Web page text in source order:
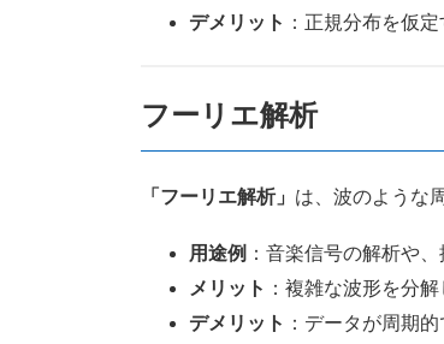
デメリット ：正規分布を仮
フーリエ解析
「フーリエ解析」 は、波のような
用途例 ：音楽信号の解析や
メリット ：複雑な波形を分
デメリット ：データが周期